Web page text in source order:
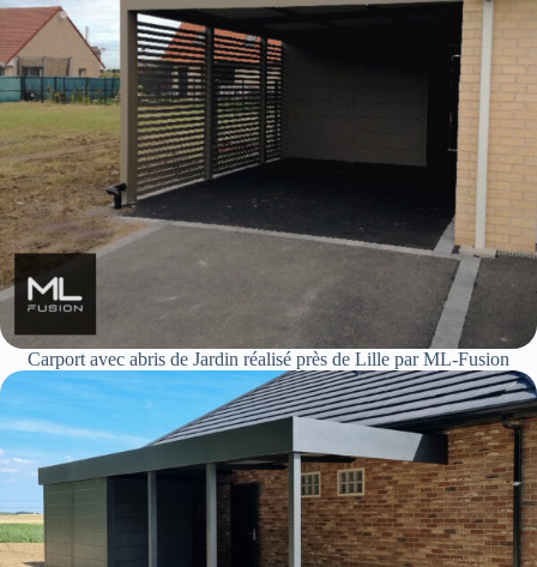
Carport avec abris de Jardin réalisé près de Lille par ML-Fusion